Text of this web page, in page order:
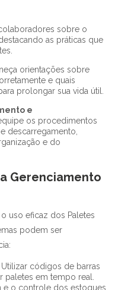
sobre o
as práticas que
orientações sobre
e quais
prolongar sua vida útil.
os procedimentos
descarregamento,
e do
Gerenciamento
uso eficaz dos Paletes
podem ser
Utilizar códigos de barras
paletes em tempo real.
e o controle dos estoques.